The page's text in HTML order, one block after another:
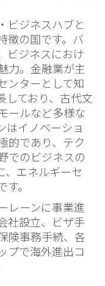
ビジネスハブと
徴の国です。バ
ビジネスにおけ
力。金融業が主
ンターとして知
しており、古代文
ールなど多様な
はイノベーショ
的であり、テク
でのビジネスの
、エネルギーセ
。
レーンに事業進
社設立、ビザ手
険事務手続、各
プで海外進出コ